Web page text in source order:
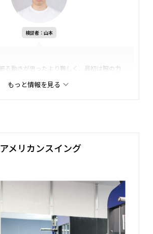
検証者：山本
る動きが思ったより難しく、最初は腕の力
もっと情報を見る
メリカンスイング